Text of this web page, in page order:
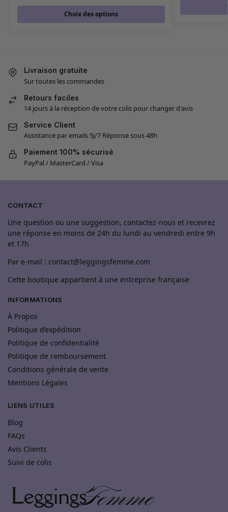
Choix des options
Livraison gratuite
Sur toutes les commandes
Retours faciles
14 jours à la réception de votre colis pour changer d'avis
Service Client
Assistance par emails 5j/7 Réponse sous 48h
Paiement 100% sécurisé
PayPal / MasterCard / Visa
CONTACT
Une question ou une suggestion, contactez-nous et recevrez
une réponse en moins de 24h du lundi au vendredi entre 9h
et 17h
Par e-mail : contact@leggingsfemme.com
Cette boutique appartient à une entreprise française
INFORMATIONS
À Propos
Politique d’expédition
Politique de confidentialité
Politique de remboursement
Conditions générale de vente
Mentions Légales
LIENS UTILES
Blog
FAQs
Avis Clients
Suivi de colis